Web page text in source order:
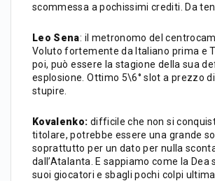
scommessa a pochissimi crediti. Da
Leo Sena: il metronomo del
Voluto fortemente da Italiano prima e
poi, può essere la stagione della sua
esplosione. Ottimo 5\6° slot a prezzo
stupire.
Kovalenko: difficile che non si
titolare, potrebbe essere una grande
soprattutto per un dato per nulla
dall’Atalanta. E sappiamo come la Dea
suoi giocatori e sbagli pochi colpi